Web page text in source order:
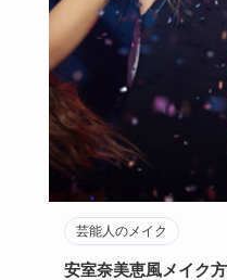
芸能人のメイク
安室奈美恵風メイク